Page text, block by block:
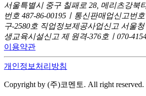
서울특별시 중구 칠패로 28, 메리츠강북
번호 487-86-00195ㅣ통신판매업신고번
구-2580호 직업정보제공사업신고 서울청
생교육시설신고 제 원격-376호ㅣ070-
이용약관
개인정보처리방침
Copyright by (주)코멘토. All right reserved.